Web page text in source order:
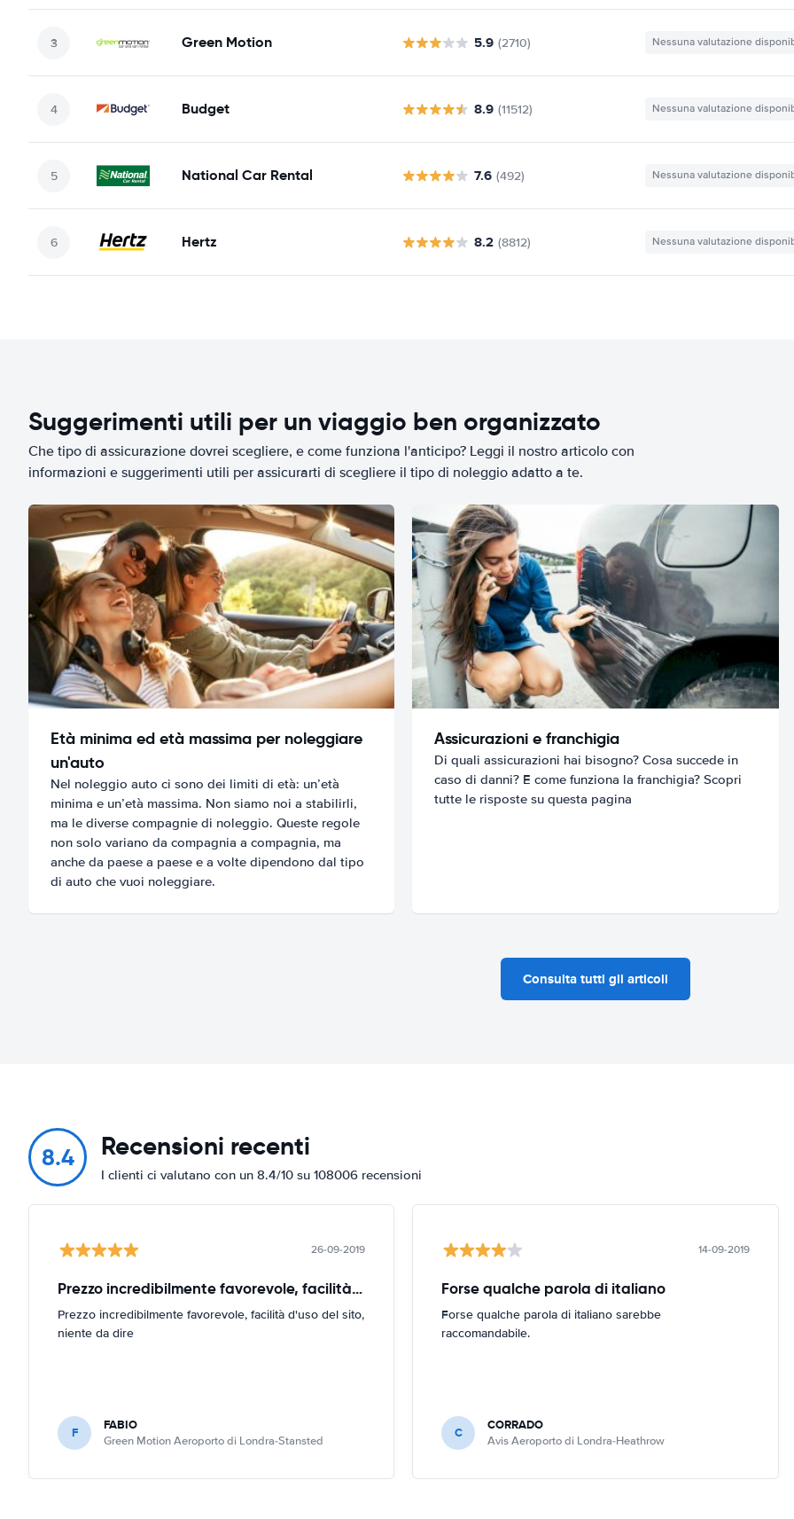
Green Motion 5.9 (2710) Nessuna valutazione
Budget 8.9 (11512) Nessuna valutazione
National Car Rental 7.6 (492) Nessuna valutazione
Hertz 8.2 (8812) Nessuna valutazione
Suggerimenti utili per un viaggio ben organizzato
Che tipo di assicurazione dovrei scegliere, e come funziona l'anticipo? Leggi il nostro articolo con
informazioni e suggerimenti utili per assicurarti di scegliere il tipo di noleggio adatto a te.
Età minima ed età massima per noleggiare
un'auto
Nel noleggio auto ci sono dei limiti di età: un’età
minima e un’età massima. Non siamo noi a stabilirli,
ma le diverse compagnie di noleggio. Queste regole
non solo variano da compagnia a compagnia, ma
anche da paese a paese e a volte dipendono dal tipo
di auto che vuoi noleggiare.
Assicurazioni e franchigia
Di quali assicurazioni hai bisogno? Cosa succede in
caso di danni? E come funziona la franchigia? Scopri
tutte le risposte su questa pagina
Consulta tutti gli articoli
8.4 Recensioni recenti
I clienti ci valutano con un 8.4/10 su 108006 recensioni
26-09-2019
Prezzo incredibilmente favorevole, facilità d'uso
Prezzo incredibilmente favorevole, facilità d'uso del sito,
niente da dire
F FABIO
Green Motion Aeroporto di Londra-Stansted
14-09-2019
Forse qualche parola di italiano
Forse qualche parola di italiano sarebbe
raccomandabile.
C CORRADO
Avis Aeroporto di Londra-Heathrow